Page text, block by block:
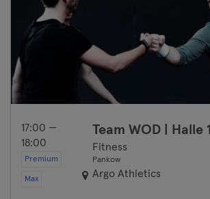
17:00 —
18:00
Premium
Max
Team WOD | Halle 1
Fitness
Pankow
Argo Athletics